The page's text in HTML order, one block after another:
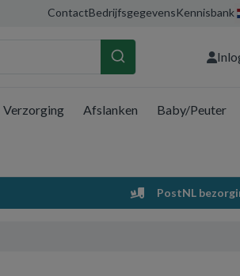
ContactBedrijfsgegevensKennisbank
Winkelwagen
Uw winkelwagen is
Vul hem met
Verzorging Afslanken Baby/Peuter
PostNL